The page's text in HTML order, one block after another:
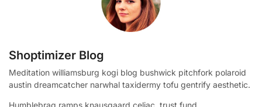
Shoptimizer Blog
Meditation williamsburg kogi blog bushwick pitchfork polaroid
austin dreamcatcher narwhal taxidermy tofu gentrify aesthetic.
Humblebrag ramps knausgaard celiac, trust fund